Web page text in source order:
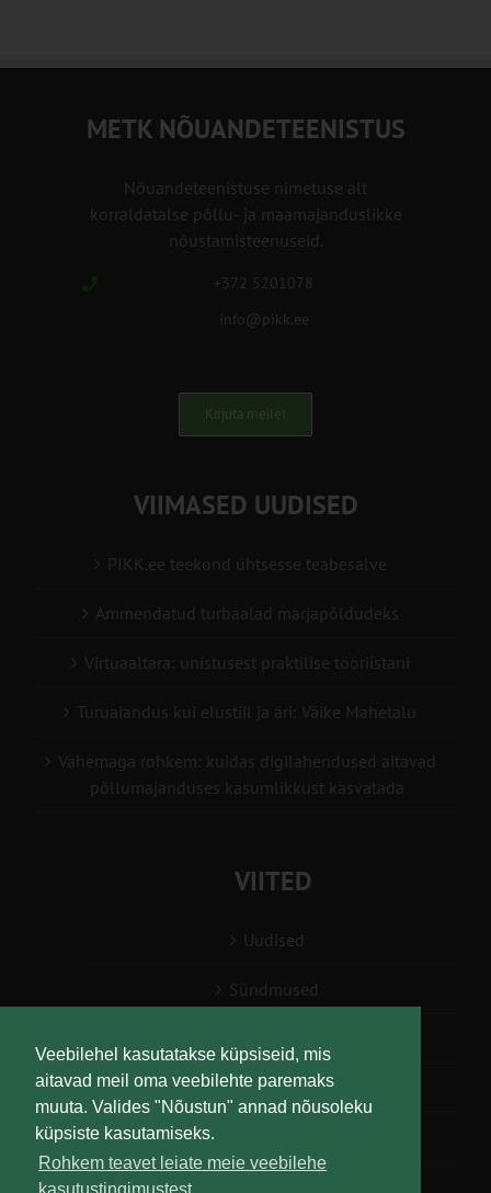
Veebilehel kasutatakse küpsiseid, mis
aitavad meil oma veebilehte paremaks
muuta. Valides "Nõustun" annad nõusoleku
küpsiste kasutamiseks.
Rohkem teavet leiate meie veebilehe
METK NÕUANDETEENISTUS
Nõuandeteenistuse nimetuse alt
korraldatalse põllu- ja maamajanduslikke
nõustamisteenuseid.
+372 5201078
info@pikk.ee
Kirjuta meile!
VIIMASED UUDISED
PIKK.ee teekond ühtsesse teabesalve
Ammendatud turbaalad marjapõldudeks
Virtuaaltara: unistusest praktilise tööriistani
Turuaiandus kui elustiil ja äri: Väike Mahetalu
Vähemaga rohkem: kuidas digilahendused aitavad
põllumajanduses kasumlikkust kasvatada
VIITED
Uudised
Sündmused
Teabesalv
Liitu uudiskirjaga